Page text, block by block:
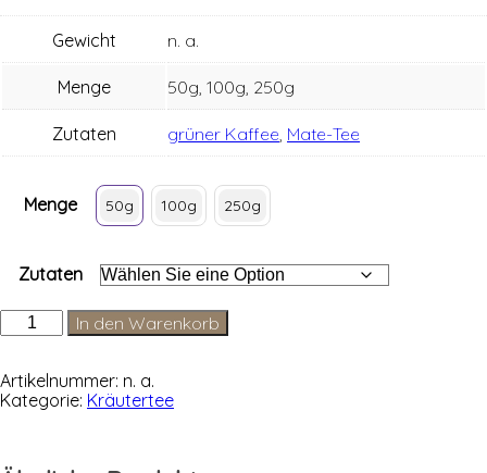
Gewicht n. a.
Menge 50g, 100g, 250g
Zutaten grüner Kaffee Mate-Tee
Menge 50g 100g 250g
Zutaten
Mate
Green
Menge
In den Warenkorb
Artikelnummer: n. a.
Kategorie: Kräutertee